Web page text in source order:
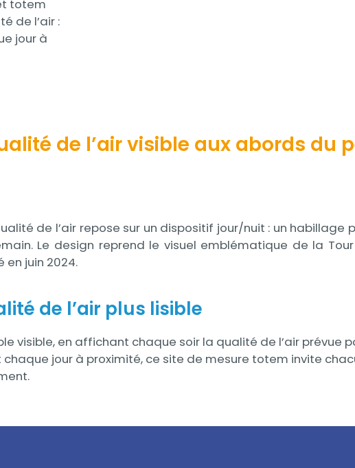
totem
de l’air :
jour à
de l’air visible aux abords du
de l’air repose sur un dispositif jour/nuit : un habillage
Le design reprend le visuel emblématique de la
juin 2024.
de l’air plus lisible
visible, en affichant chaque soir la qualité de l’air prévue
jour à proximité, ce site de mesure totem invite